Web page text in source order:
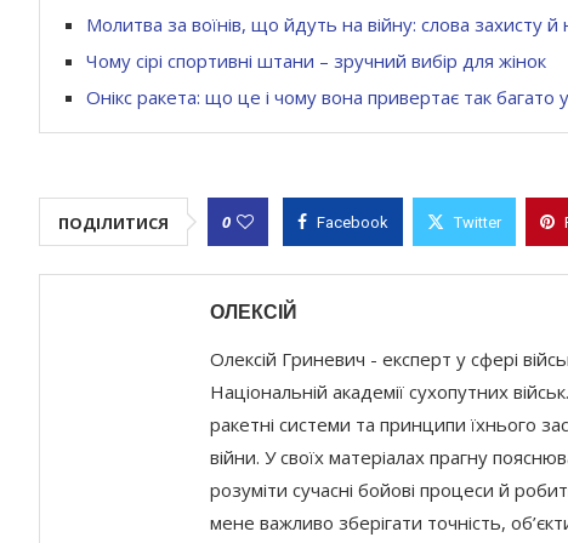
Молитва за воїнів, що йдуть на війну: слова захисту й
Чому сірі спортивні штани – зручний вибір для жінок
Онікс ракета: що це і чому вона привертає так багато
ПОДІЛИТИСЯ 0 Facebook Twitter
ОЛЕКСІЙ
Олексій Гриневич - експерт у сфері
Національній академії сухопутних
ракетні системи та принципи їхнього
війни. У своїх матеріалах прагну
розуміти сучасні бойові процеси й
мене важливо зберігати точність,